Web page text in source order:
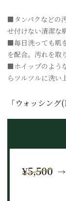
■タンパクなどの
せ付けない清潔な
■毎日洗っても肌
を配合。汚れを取
■ホイップのよう
らツルツルに洗い
「ウォッシン
¥5,500 →